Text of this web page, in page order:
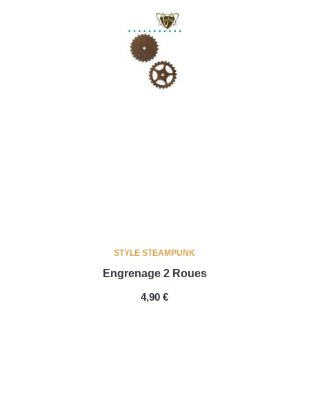
STYLE STEAMPUNK
Engrenage 2 Roues
PRIX
4,90 €